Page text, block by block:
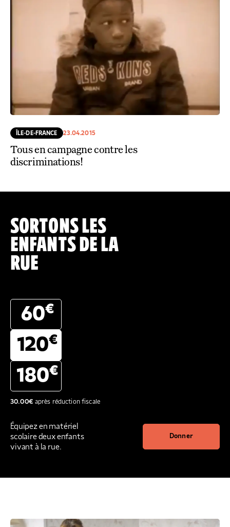
ÎLE-DE-FRANCE 23.04.2015
Tous en campagne contre les
discriminations!
SORTONS LES
ENFANTS DE LA
RUE
60€
120€
180€
30.00€après réduction fiscale
Équipez en matériel
scolaire deux enfants
vivant à la rue.
Donner